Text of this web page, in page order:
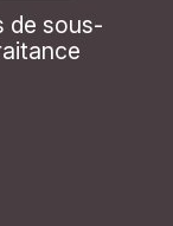
de sous-